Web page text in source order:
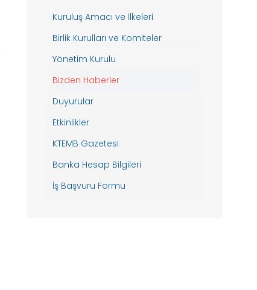
Kuruluş Amacı ve İlkeleri
Birlik Kurulları ve Komiteler
Yönetim Kurulu
Bizden Haberler
Duyurular
Etkinlikler
KTEMB Gazetesi
Banka Hesap Bilgileri
İş Başvuru Formu